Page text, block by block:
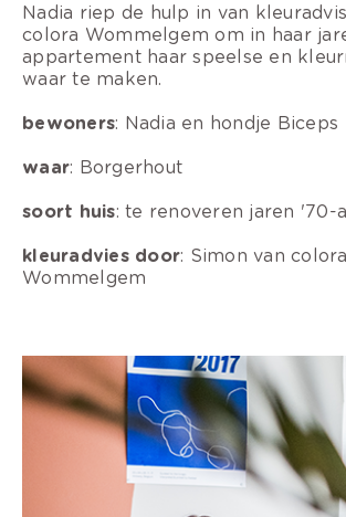
Nadia riep de hulp in van
colora Wommelgem om in haar
appartement haar speelse en
waar te maken.
bewoners: Nadia en hondje Biceps
waar: Borgerhout
soort huis: te renoveren jaren '70-
kleuradvies door: Simon van colora
Wommelgem